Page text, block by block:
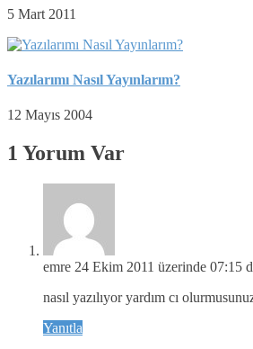
5 Mart 2011
Yazılarımı Nasıl Yayınlarım?
12 Mayıs 2004
1 Yorum Var
emre 24 Ekim 2011 üzerinde 07:15
nasıl yazılıyor yardım cı
Yanıtla